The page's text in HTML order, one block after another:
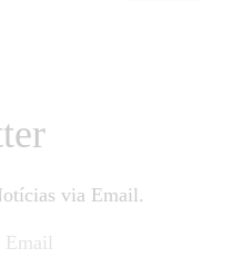
via Email.